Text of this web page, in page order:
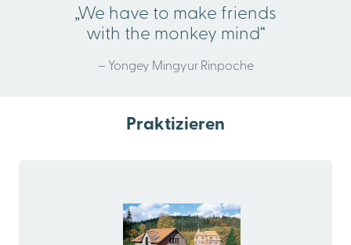
„We have to make friends
with the monkey mind“
– Yongey Mingyur Rinpoche
Praktizieren